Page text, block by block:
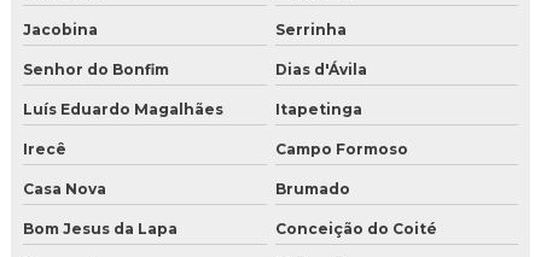
Jacobina Serrinha
Senhor do Bonfim Dias d'Ávila
Luís Eduardo Magalhães Itapetinga
Irecê Campo Formoso
Casa Nova Brumado
Bom Jesus da Lapa Conceição do Coité